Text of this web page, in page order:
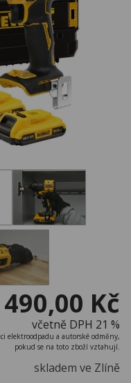
Kč
včetně DPH 21 %
elektroodpadu a autorské odměny,
pokud se na toto zboží vztahují.
skladem ve Zlíně